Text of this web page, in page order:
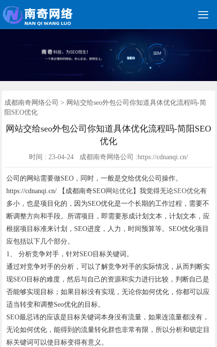

首页
网站建设
网站制作
关键词优化
朋友圈广告
竞价托管
网络营销
网络推广
软件开发
新媒体运营
成都南奇网络公司 > 网站交给seo外包公司你知道具体优化流程吗-简
阳SEO优化
网站交给seo外包公司你知道具体优化流程吗-简阳SEO
优化
时间 : 23-04-24 成都南奇网络公司 :https://cdnanqi.cn/
公司的网站需要做SEO，同时，一般是交给优化公司操作。
https://cdnanqi.cn/ 【成都南奇SEO网站优化】我觉得无论SEO优化有
多小，也是项目化的，因为SEO优化是一个长期的工作过程，需要不
断调整方向和手段。所谓项目，即需要形成计划文本，计划文本，应
根据项目标准来计划，SEO进度，人力，时间预算等。SEO优化项目
应包括以下几个部分。
1、 分析竞争对手，针对SEO目标关键词。
通过对竞争对手的分析，可以了解竞争对手的实际情况，从而判断实
现SEO目标的难度，然后与自己的资源和实力进行比较，判断自己是
否能够实现目标；如果目标没有实现，无论你如何优化，你都可以应
适当转变和调整Seo优化的目标。
SEO最忌讳的应该是目标关键词本身没有流量，如果连流量都没有，
无论如何优化，能得到的流量转化群也非常有限，所以分析和锁定目
标关键词可以使目标变得有意义。